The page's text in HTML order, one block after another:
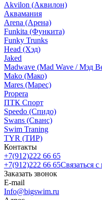
Akvilon (Аквилон)
Аквамания
Arena (Арена)
Funkita (Функита)
Funky Trunks
Head (Хэд)
Jaked
Madwave (Mad Wave / Мэд
Mako (Мако)
Mares (Марес)
Propera
ПТК Спорт
Speedo (Спидо)
Swans (Сванс)
Swim Traning
TYR (ТИР)
Контакты
+7(912)222 66 65
+7(912)222 66 65Связаться
Заказать звонок
E-mail
Info@bigswim.ru